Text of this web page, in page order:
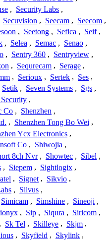
, Security Labs ,
Secuvision , Seecam , Seecom ,
, Seetong , Sefica , Seif ,
, Selea , Semac , Senao ,
, Sentry 360 , Sentryview ,
, Sequrecam , Serage ,
, Serioux , Sertek , Ses ,
Setik , Seven Systems , Sgs ,
,
Co , Shenzhen ,
, Shenzhen Tong Bo Wei ,
Ycx Electronics ,
Co , Shiwojia ,
8ch Nvr , Showtec , Sibel ,
, Siepem , Sightlogix ,
, Signet , Sikvio ,
, Silvus ,
Simicam , Simshine , Sineoji ,
, Sip , Siqura , Siricom ,
, Sk Tel , Skilleye , Skjm ,
, Skyfield , Skylink ,